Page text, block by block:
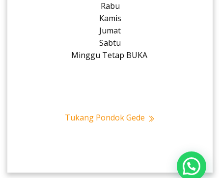
Rabu
Kamis
Jumat
Sabtu
Minggu Tetap BUKA
Tukang Pondok Gede